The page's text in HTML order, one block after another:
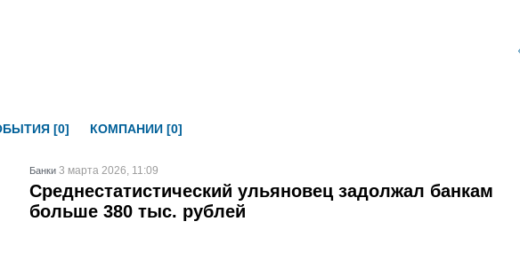
[0] КОМПАНИИ [0]
Банки 3 марта 2026, 11:09
Среднестатистический ульяновец задолжал банкам
больше 380 тыс. рублей